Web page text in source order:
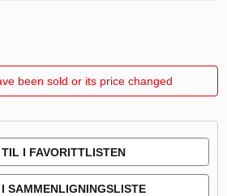
been sold or its price changed
I FAVORITTLISTEN
SAMMENLIGNINGSLISTE